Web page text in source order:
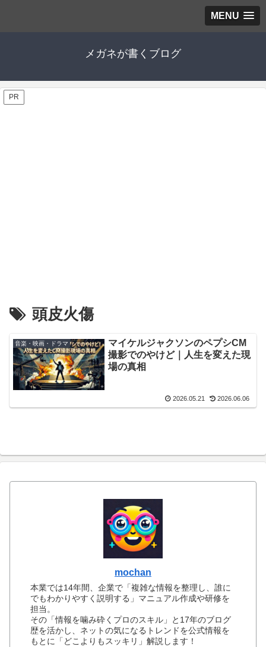
MENU
メガネが書くブログ
PR
頭皮火傷
音楽・映画・ドラマ
マイケルジャクソンのペプシCM
撮影でのやけど｜人生を変えた現
場の真相
2026.05.21 2026.06.06
mochan
本業では14年間、企業で「複雑な情報を整理し、誰に
でもわかりやすく説明する」マニュアル作成や研修を
担当。
その「情報を噛み砕くプロのスキル」と17年のブログ
歴を活かし、ネットの気になるトレンドを公式情報を
もとに「どこよりもスッキリ」解説します！